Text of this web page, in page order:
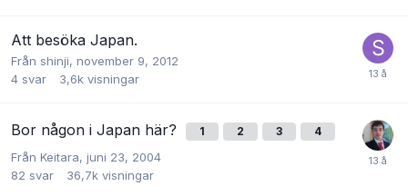
Att besöka Japan.
Från shinji, november 9, 2012
4 svar 3,6k visningar
Bor någon i Japan här? 1 2 3 4
Från Keitara, juni 23, 2004
82 svar 36,7k visningar